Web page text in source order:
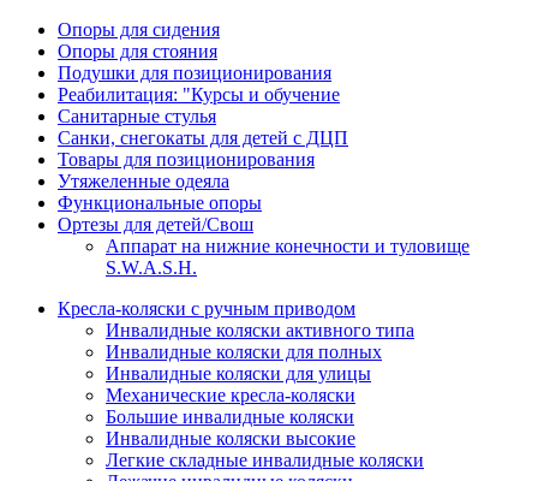
Опоры для сидения
Опоры для стояния
Подушки для позиционирования
Реабилитация: "Курсы и обучение
Санитарные стулья
Санки, снегокаты для детей с ДЦП
Товары для позиционирования
Утяжеленные одеяла
Функциональные опоры
Ортезы для детей/Свош
Аппарат на нижние конечности и туловище
S.W.A.S.H.
Кресла-коляски с ручным приводом
Инвалидные коляски активного типа
Инвалидные коляски для полных
Инвалидные коляски для улицы
Механические кресла-коляски
Большие инвалидные коляски
Инвалидные коляски высокие
Легкие складные инвалидные коляски